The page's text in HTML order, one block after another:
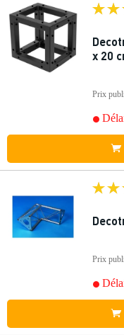
x 20
Prix
Prix